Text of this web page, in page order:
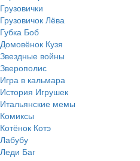
Грузовички
Грузовичок Лёва
Губка Боб
Домовёнок Кузя
Звездные войны
Зверополис
Игра в кальмара
История Игрушек
Итальянские мемы
Комиксы
Котёнок Котэ
Лабубу
Леди Баг